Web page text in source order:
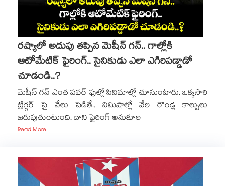
రష్యాలో అదుపు తప్పిన మెషీన్ గన్.. గాల్లోకి
ఆటోమేటిక్ ఫైరింగ్.. సైనికుడు ఎలా ఎగిరిపడ్డాడో
చూడండి..?
మెషీన్ గన్ ఎంత పవర్ ఫుల్లో సినిమాల్లో చూసుంటారు. ఒక్కసారి
ట్రిగ్గర్ పై వేలు పెడితే.. నిమిషాల్లో వేల రౌండ్ల కాల్పులు
జరుపుతుంటుంది. దాని ఫైరింగ్ అనుకూల
Read More